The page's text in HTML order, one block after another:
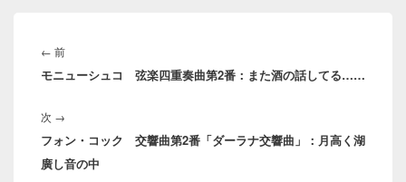
稿
ナ
ゲ
ー
シ
ョ
← 前前
の
モニューシュコ 弦楽四重奏曲第2番：また酒の話してる……
次 →
の
投
フォン・コック 交響曲第2番「ダーラナ交響曲」：月高く湖
廣し音の中